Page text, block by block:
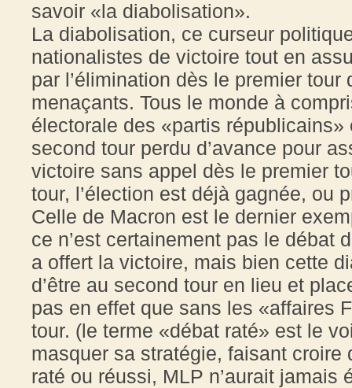
savoir «la diabolisation».
La diabolisation, ce curseur
nationalistes de victoire tout en
par l’élimination dès le premier
menaçants. Tous le monde à
électorale des «partis républicains»
second tour perdu d’avance pour
victoire sans appel dès le premier
tour, l’élection est déjà gagnée, ou
Celle de Macron est le dernier
ce n’est certainement pas le débat
a offert la victoire, mais bien cette
d’être au second tour en lieu et
pas en effet que sans les «affaires
tour. (le terme «débat raté» est le
masquer sa stratégie, faisant
raté ou réussi, MLP n’aurait jamais